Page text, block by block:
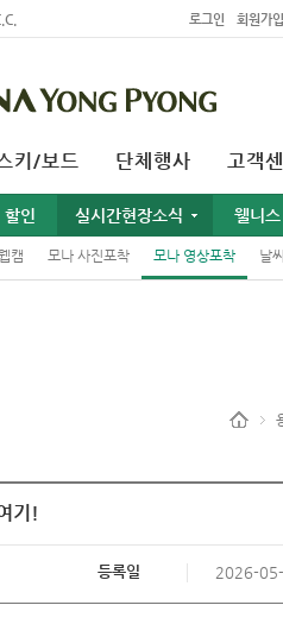
로그인 회원가입
할인 실시간현장소식
캠 모나 사진포착 모나 영상포착 날
웰니스
키/보드 단체행사 고객
기!
등록일 2026-